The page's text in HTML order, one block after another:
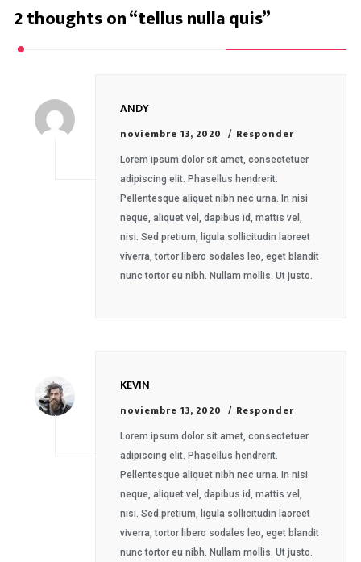
2 thoughts on “tellus nulla quis”
ANDY
noviembre 13, 2020 Responder
Lorem ipsum dolor sit amet, consectetuer
adipiscing elit. Phasellus hendrerit.
Pellentesque aliquet nibh nec urna. In nisi
neque, aliquet vel, dapibus id, mattis vel,
nisi. Sed pretium, ligula sollicitudin laoreet
viverra, tortor libero sodales leo, eget blandit
nunc tortor eu nibh. Nullam mollis. Ut justo.
KEVIN
noviembre 13, 2020 Responder
Lorem ipsum dolor sit amet, consectetuer
adipiscing elit. Phasellus hendrerit.
Pellentesque aliquet nibh nec urna. In nisi
neque, aliquet vel, dapibus id, mattis vel,
nisi. Sed pretium, ligula sollicitudin laoreet
viverra, tortor libero sodales leo, eget blandit
nunc tortor eu nibh. Nullam mollis. Ut justo.